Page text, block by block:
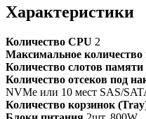
Характеристики
Количество CPU 2
Максимальное
Количество слотов памяти
Количество отсеков под
NVMe или 10 мест SAS/
Количество корзинок